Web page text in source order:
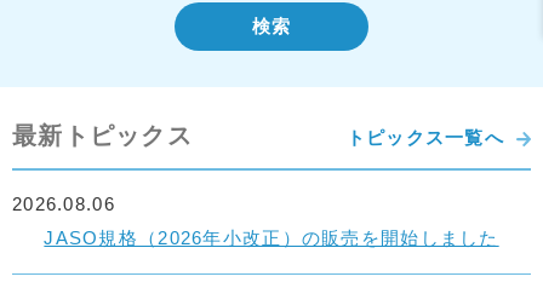
検索
最新トピックス トピックス一覧へ
JASO規格（2026年小改正）の販売を開始しました
2026.08.06